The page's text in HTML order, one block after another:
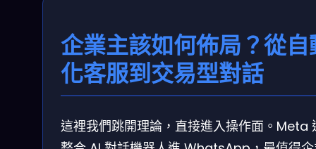
企業主該如何佈局？從自
化客服到交易型對話
這裡我們跳開理論，直接進入操作面。Meta